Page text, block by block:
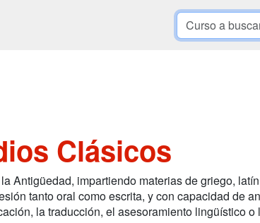
Clásicos
Antigüedad, impartiendo materias de griego,
tanto oral como escrita, y con capacidad de
la traducción, el asesoramiento lingüístico o